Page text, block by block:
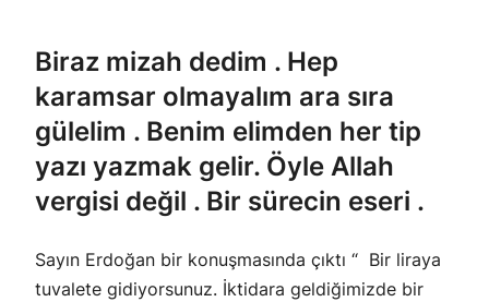
Biraz mizah dedim . Hep
karamsar olmayalım ara sıra
gülelim . Benim elimden her tip
yazı yazmak gelir. Öyle Allah
vergisi değil . Bir sürecin eseri .
Sayın Erdoğan bir konuşmasında çıktı “ Bir liraya
tuvalete gidiyorsunuz. İktidara geldiğimizde bir